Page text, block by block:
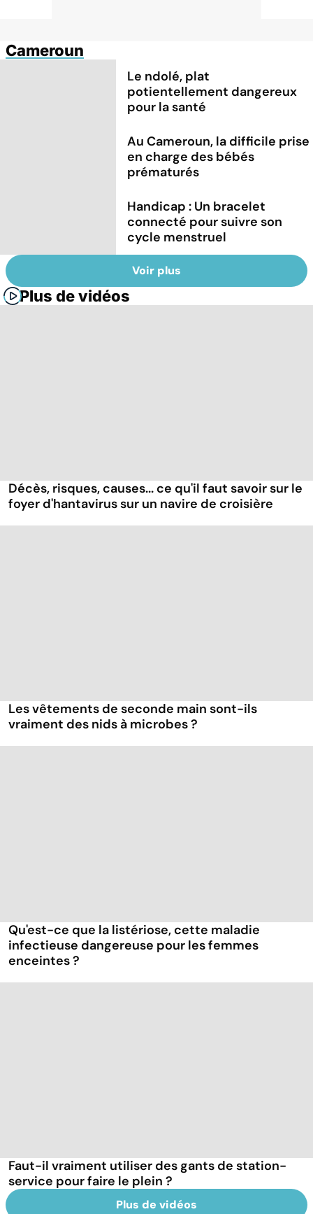
Cameroun
Le ndolé, plat
potientellement dangereux
pour la santé
Au Cameroun, la difficile prise
en charge des bébés
prématurés
Handicap : Un bracelet
connecté pour suivre son
cycle menstruel
Voir plus
Plus de vidéos
Décès, risques, causes... ce qu'il faut savoir sur le
foyer d'hantavirus sur un navire de croisière
Les vêtements de seconde main sont-ils
vraiment des nids à microbes ?
Qu'est-ce que la listériose, cette maladie
infectieuse dangereuse pour les femmes
enceintes ?
Faut-il vraiment utiliser des gants de station-
service pour faire le plein ?
Plus de vidéos